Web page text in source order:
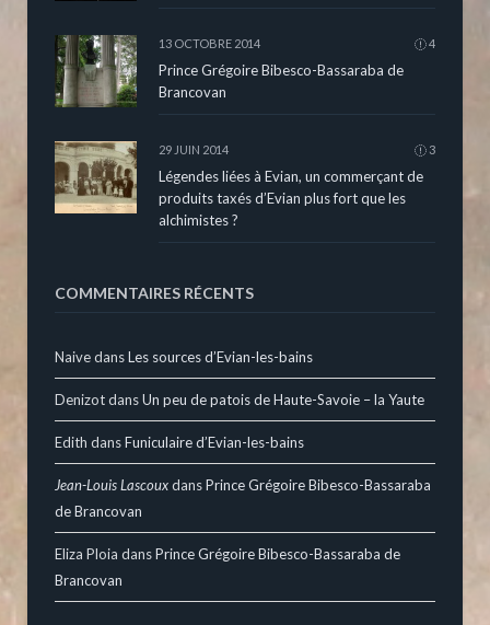
13 OCTOBRE 2014 4
Prince Grégoire Bibesco-Bassaraba de
Brancovan
29 JUIN 2014 3
Légendes liées à Evian, un commerçant de
produits taxés d’Evian plus fort que les
alchimistes ?
COMMENTAIRES RÉCENTS
NaivedansLes sources d’Evian-les-bains
DenizotdansUn peu de patois de Haute-Savoie – la Yaute
Edith dansFuniculaire d’Evian-les-bains
Jean-Louis LascouxdansPrince Grégoire Bibesco-Bassaraba
de Brancovan
Eliza Ploia dansPrince Grégoire Bibesco-Bassaraba de
Brancovan